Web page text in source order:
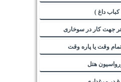
کباب داغ )
جهت کار در سوخاری
وقت یا پاره وقت
هتل